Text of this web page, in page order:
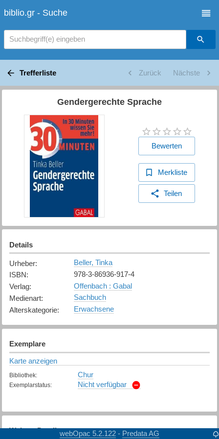
biblio.gr - Suche
Suchbegriff(e) eingeben
Trefferliste Zurück Nächste
Gendergerechte Sprache
Bewerten
Merkliste
Teilen
Details
Urheber:
Beller, Tinka
ISBN:
978-3-86936-917-4
Verlag:
Offenbach : Gabal
Medienart:
Sachbuch
Alterskategorie: Erwachsene
Exemplare
Karte anzeigen
Bibliothek: Chur
Exemplarstatus: Nicht verfügbar
Weitere DetailswebOpac 5.2.122 - Predata AG